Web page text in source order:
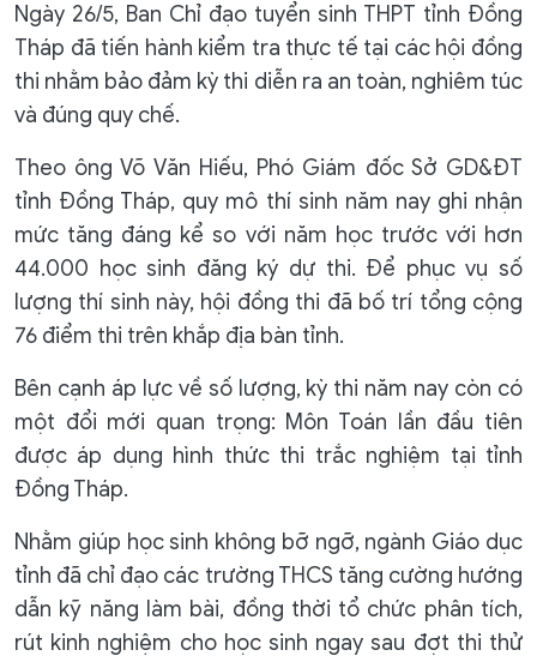
Ngày 26/5, Ban Chỉ đạo tuyển sinh THPT tỉnh Đồng
Tháp đã tiến hành kiểm tra thực tế tại các hội đồng
thi nhằm bảo đảm kỳ thi diễn ra an toàn, nghiêm túc
và đúng quy chế.
Theo ông Võ Văn Hiếu, Phó Giám đốc Sở GD&ĐT
tỉnh Đồng Tháp, quy mô thí sinh năm nay ghi nhận
mức tăng đáng kể so với năm học trước với hơn
44.000 học sinh đăng ký dự thi. Để phục vụ số
lượng thí sinh này, hội đồng thi đã bố trí tổng cộng
76 điểm thi trên khắp địa bàn tỉnh.
Bên cạnh áp lực về số lượng, kỳ thi năm nay còn có
một đổi mới quan trọng: Môn Toán lần đầu tiên
được áp dụng hình thức thi trắc nghiệm tại tỉnh
Đồng Tháp.
Nhằm giúp học sinh không bỡ ngỡ, ngành Giáo dục
tỉnh đã chỉ đạo các trường THCS tăng cường hướng
dẫn kỹ năng làm bài, đồng thời tổ chức phân tích,
rút kinh nghiệm cho học sinh ngay sau đợt thi thử